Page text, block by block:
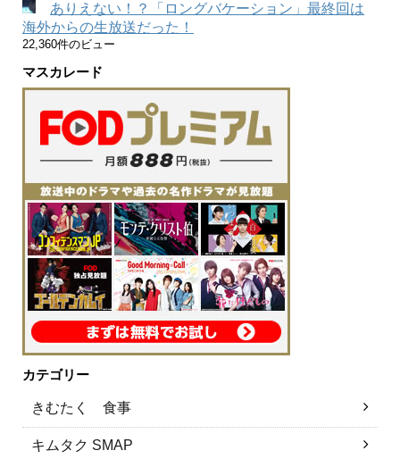
ありえない！？「ロングバケーション」最終回は
海外からの生放送だった！
22,360件のビュー
マスカレード
カテゴリー
きむたく 食事
キムタク SMAP